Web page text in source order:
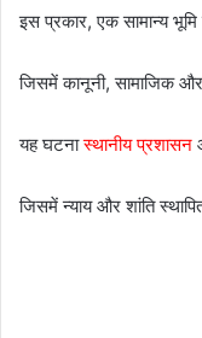
इस प्रकार, एक सामान्य
जिसमें कानूनी, सामाजिक
यह घटनास्थानीय प्रशासन
जिसमें न्याय और शांति